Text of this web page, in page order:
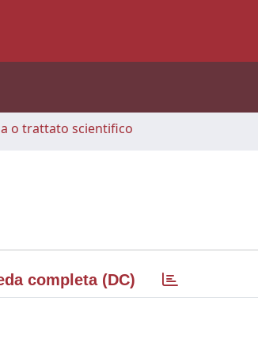
o trattato scientifico
completa (DC)